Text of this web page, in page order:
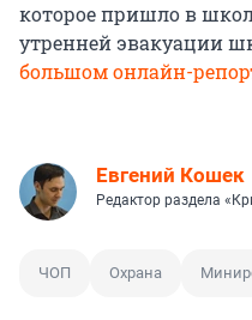
которое пришло в
утренней эвакуации
большом онлайн-
Евгений Кошек
Редактор раздела
ЧОП Охрана